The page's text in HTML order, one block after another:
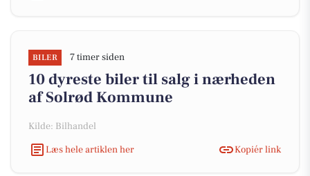
BILER 7 timer siden
10 dyreste biler til salg i nærheden
af Solrød Kommune
Kilde: Bilhandel
Læs hele artiklen her
Kopiér link